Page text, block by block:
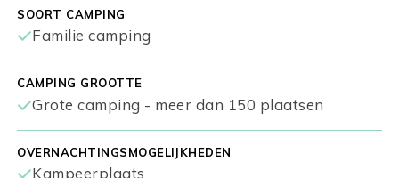
SOORT CAMPING
Familie camping
CAMPING GROOTTE
Grote camping - meer dan 150 plaatsen
OVERNACHTINGSMOGELIJKHEDEN
Kampeerplaats